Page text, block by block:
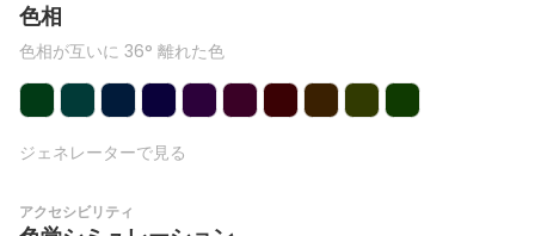
色相
色相が互いに 36° 離れた色
ジェネレーターで見る
アクセシビリティ